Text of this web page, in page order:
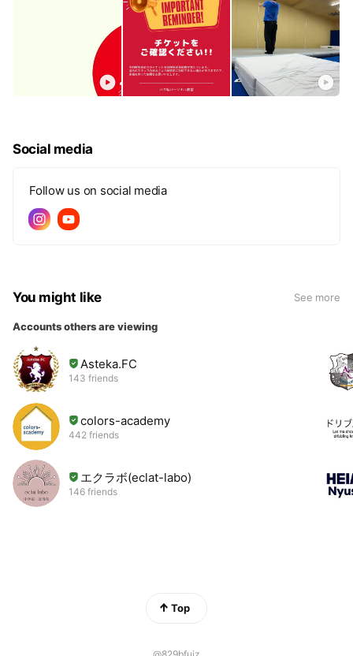
Social media
Follow us on social media
You might like See more
Accounts others are viewing
Asteka.FC
143 friends
colors-academy
442 friends
エクラボ(eclat-labo)
146 friends
Top